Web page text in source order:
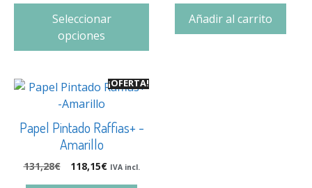
Seleccionar
opciones
Añadir al carrito
¡OFERTA!
Papel Pintado Raffias+ -
Amarillo
131,28€ 118,15€ IVA incl.